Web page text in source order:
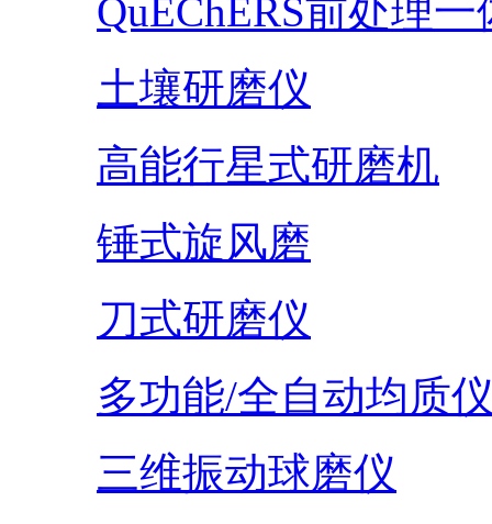
QuEChERS前处理一
土壤研磨仪
高能行星式研磨机
锤式旋风磨
刀式研磨仪
多功能/全自动均质
三维振动球磨仪